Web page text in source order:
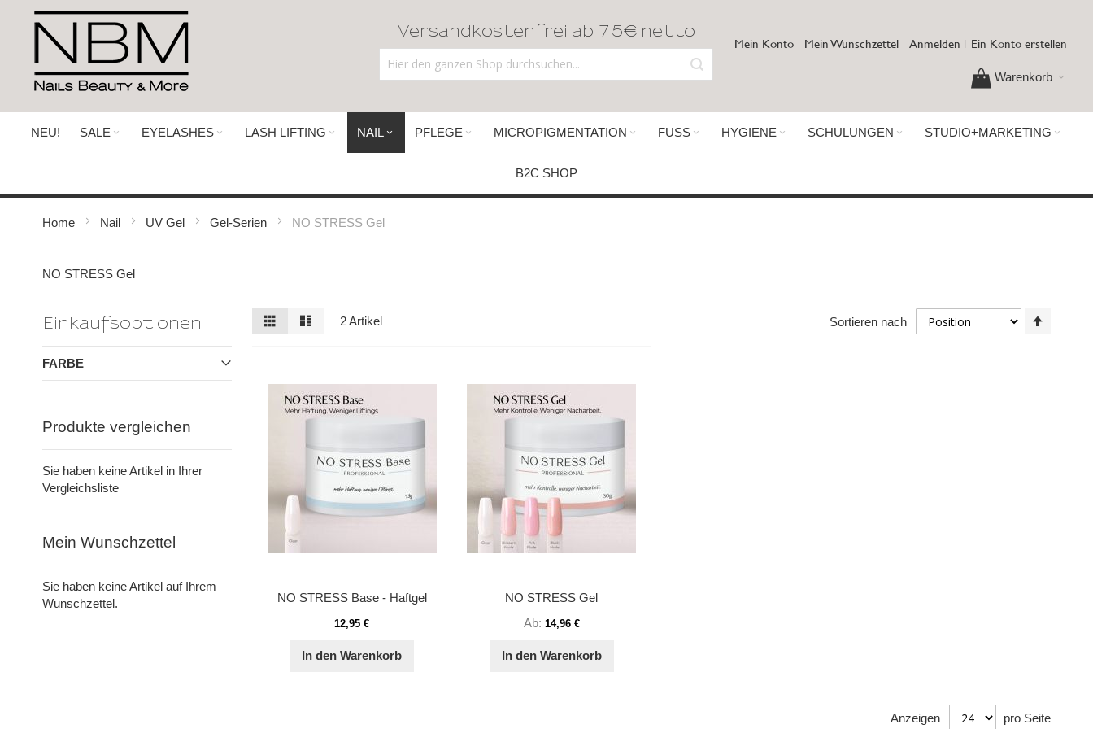
Direkt
Inhalt
Versandkostenfrei ab 75€ netto
Mein Konto Mein Wunschzettel Anmelden Ein Konto erstellen
Warenkorb
NEU! SALE EYELASHES LASH LIFTING NAIL PFLEGE MICROPIGMENTATION FUSS HYGIENE SCHULUNGEN STUDIO+MARKETING
B2C SHOP
Home Nail UV Gel Gel-Serien NO STRESS Gel
NO STRESS Gel
Ansicht
als
Raster 2Artikel Sortieren nach
NO STRESS Base - Haftgel
12,95 €
In den Warenkorb
NO STRESS Gel
Ab 14,96 €
In den Warenkorb
Anzeigen pro Seite
Einkaufsoptionen
FARBE
Produkte vergleichen
Sie haben keine Artikel in Ihrer
Vergleichsliste
Mein Wunschzettel
Sie haben keine Artikel auf Ihrem
Wunschzettel.